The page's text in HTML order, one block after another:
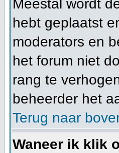
Meestal wordt
hebt geplaatst
moderators en
het forum niet
rang te
beheerder het
Terug naar
Waneer ik klik